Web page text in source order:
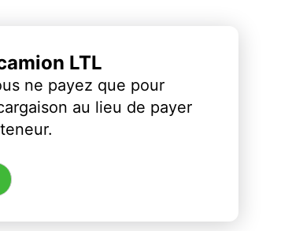
LTL
ne payez que pour
au lieu de payer